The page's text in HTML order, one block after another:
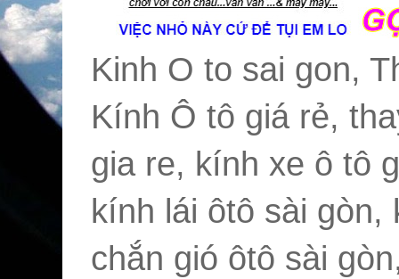
Kinh O to sai gon,
Kính Ô tô giá rẻ,
gia re, kính xe ô tô
kính lái ôtô sài
chắn gió ôtô sài